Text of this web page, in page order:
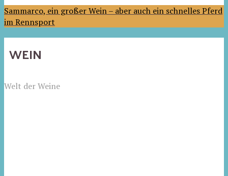
Sammarco, ein großer Wein – aber auch ein schnelles Pferd
im Rennsport
WEIN
Welt der Weine